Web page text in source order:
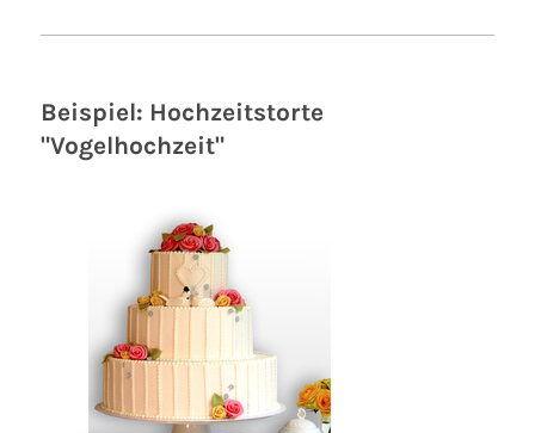
Beispiel: Hochzeitstorte
"Vogelhochzeit"